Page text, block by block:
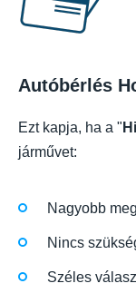
Autóbérlés
Ezt kapja, ha a "
járművet:
Nagyobb
Nincs
Széles